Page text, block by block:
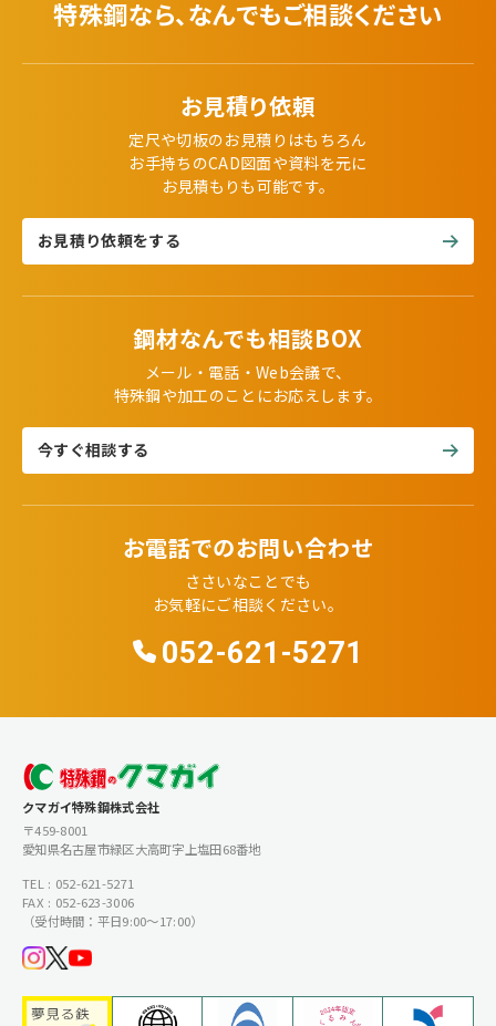
特殊鋼なら、なんでもご相談ください
お見積り依頼
定尺や切板のお見積りはもちろん
お手持ちのCAD図面や資料を元に
お見積もりも可能です。
お見積り依頼をする
鋼材なんでも相談BOX
メール・電話・Web会議で、
特殊鋼や加工のことにお応えします。
今すぐ相談する
お電話でのお問い合わせ
ささいなことでも
お気軽にご相談ください。
052-621-5271
クマガイ特殊鋼株式会社
〒459-8001
愛知県名古屋市緑区大高町字上塩田68番地
TEL : 052-621-5271
FAX : 052-623-3006
（受付時間：平日9:00〜17:00）